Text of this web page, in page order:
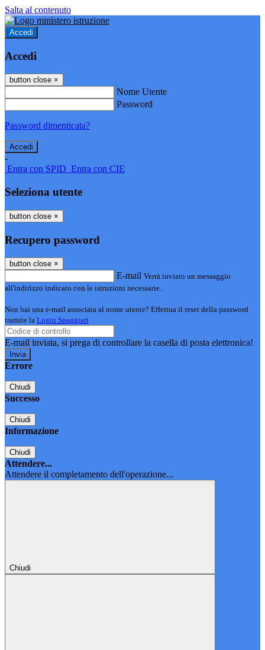
Salta al contenuto
Accedi
Accedi
button close ×
Nome Utente
Password
Password dimenticata?
-
Entra con SPID Entra con CIE
Seleziona utente
button close ×
Recupero password
button close ×
E-mail Verrà inviato un messaggio
all'indirizzo indicato con le istruzioni necessarie.
Non hai una e-mail associata al nome utente? Effettua il reset della password
tramite la Login Spaggiari
E-mail inviata, si prega di controllare la casella di posta elettronica!
Errore
Chiudi
Successo
Chiudi
Informazione
Chiudi
Attendere...
Attendere il completamento dell'operazione...
Chiudi